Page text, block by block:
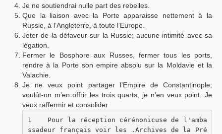
Je ne soutiendrai nulle part des rebelles.
Que la liaison avec la Porte apparaisse nettement à la
Russie, à l’Angleterre, à toute l’Europe.
Jeter de la défaveur sur la Russie; aucune intimité avec sa
légation.
Fermer le Bosphore aux Russes, fermer tous les ports,
rendre à la Porte son empire absolu sur la Moldavie et la
Valachie.
Je ne veux point partager l’Empire de Constantinople;
voulût-on m’en offrir les trois quarts, je n’en veux point. Je
veux raffermir et consolider
1    Pour la réception cérénonicuse de l'amba
ssadeur français voir les .Archives de la Pré